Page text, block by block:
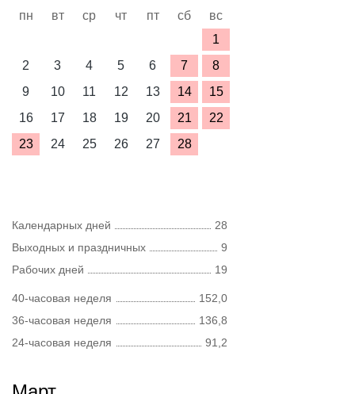
пн вт ср чт пт сб
вс
1
2
3 4 5 6 7
8
9
10 11 12 13 14
15
16
17 18 19 20 21
22
23
24 25 26 27 28
Календарных дней
28
Выходных и праздничных
9
Рабочих дней
19
40-часовая неделя
152,0
36-часовая неделя
136,8
24-часовая неделя
91,2